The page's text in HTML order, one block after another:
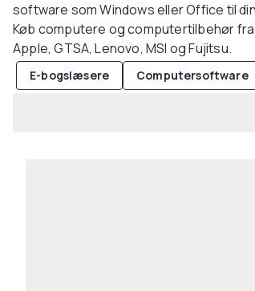
software som Windows eller Office til
Køb computere og computertilbehør
Apple, GTSA, Lenovo, MSI og Fujitsu.
E-bogslæsere Computersoftware